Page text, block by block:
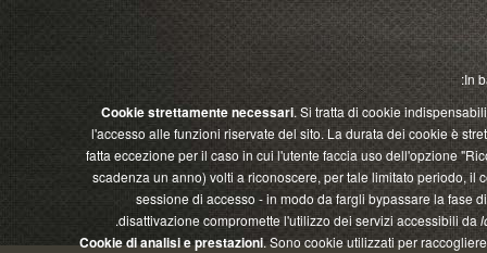
Cookie strettamente necessari . Si tratta di cookie
l'accesso alle funzioni riservate del sito. La durata dei cookie
fatta eccezione per il caso in cui l'utente faccia uso
scadenza un anno) volti a riconoscere, per tale limitato
sessione di accesso - in modo da fargli bypassare la
disattivazione compromette l'utilizzo dei servizi accessibili
Cookie di analisi e prestazioni. Sono cookie utilizzati per